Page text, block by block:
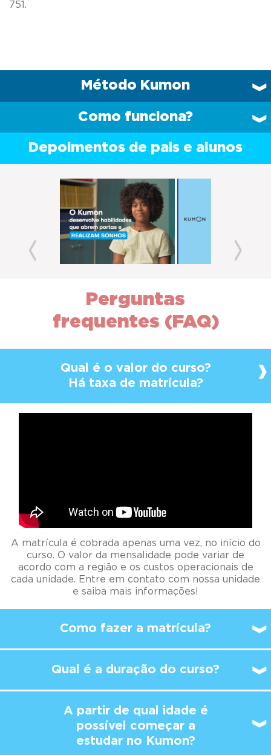
Método Kumon
Como funciona?
Depoimentos de pais e alunos
Previous
Perguntas
frequentes (FAQ)
Qual é o valor do curso?
Há taxa de matrícula?
A matrícula é cobrada apenas uma vez, no início do
curso. O valor da mensalidade pode variar de
acordo com a região e os custos operacionais de
cada unidade. Entre em contato com nossa unidade
e saiba mais informações!
Como fazer a matrícula?
Qual é a duração do curso?
A partir de qual idade é
possível começar a
estudar no Kumon?